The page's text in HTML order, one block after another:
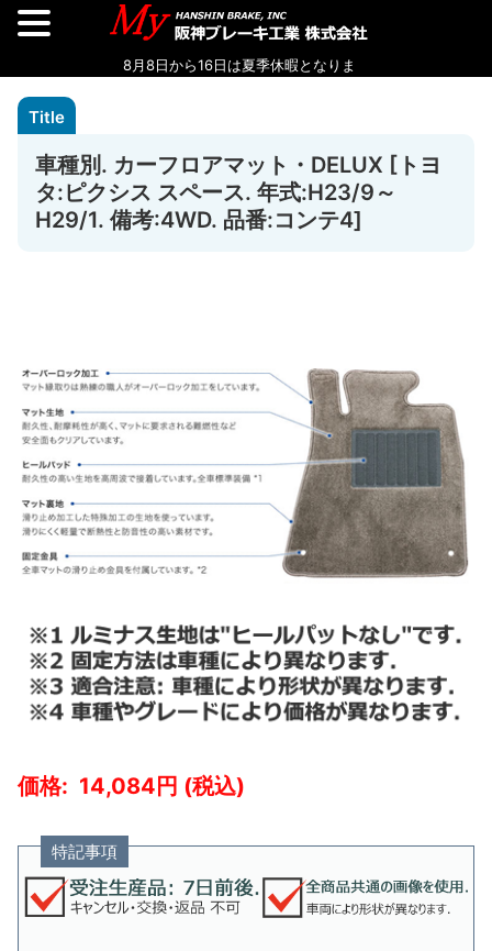
車種別. カーフロアマット・DELUX [トヨ
タ:ピクシス スペース. 年式:H23/9～
H29/1. 備考:4WD. 品番:コンテ4]
14,084
特記事項